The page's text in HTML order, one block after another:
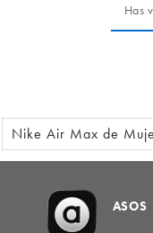
Has
Nike Air Max de
ASOS